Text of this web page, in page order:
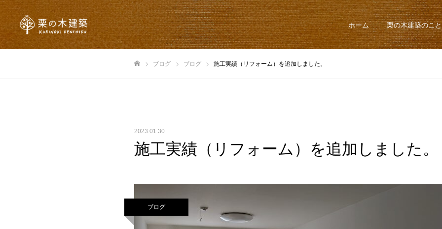
ホーム 栗の木建築のこと
ブログ ブログ 施工実績（リフォーム）を追加しました。
2023.01.30
施工実績（リフォーム）を追加しました。
ブログ